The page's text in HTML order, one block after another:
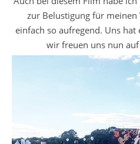
zur Belustigung für
einfach so aufregend. Uns
wir freuen uns nun